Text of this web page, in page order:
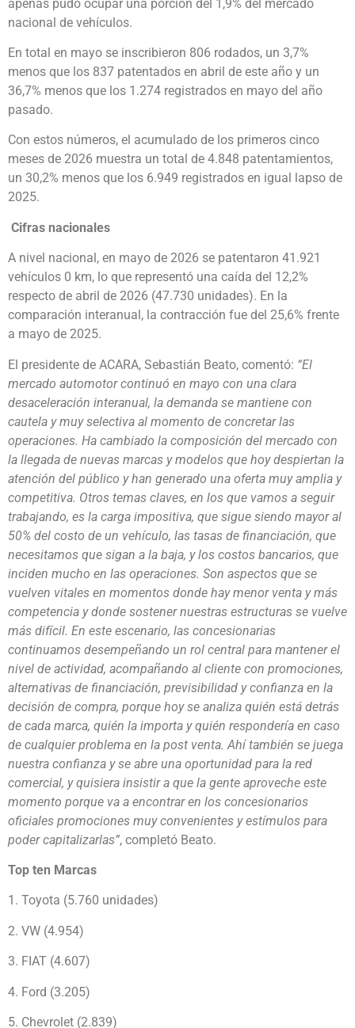
apenas pudo ocupar una porción del 1,9% del mercado
nacional de vehículos.
En total en mayo se inscribieron 806 rodados, un 3,7%
menos que los 837 patentados en abril de este año y un
36,7% menos que los 1.274 registrados en mayo del año
pasado.
Con estos números, el acumulado de los primeros cinco
meses de 2026 muestra un total de 4.848 patentamientos,
un 30,2% menos que los 6.949 registrados en igual lapso de
2025.
Cifras nacionales
A nivel nacional, en mayo de 2026 se patentaron 41.921
vehículos 0 km, lo que representó una caída del 12,2%
respecto de abril de 2026 (47.730 unidades). En la
comparación interanual, la contracción fue del 25,6% frente
a mayo de 2025.
El presidente de ACARA, Sebastián Beato, comentó: “El
mercado automotor continuó en mayo con una clara
desaceleración interanual, la demanda se mantiene con
cautela y muy selectiva al momento de concretar las
operaciones. Ha cambiado la composición del mercado con
la llegada de nuevas marcas y modelos que hoy despiertan la
atención del público y han generado una oferta muy amplia y
competitiva. Otros temas claves, en los que vamos a seguir
trabajando, es la carga impositiva, que sigue siendo mayor al
50% del costo de un vehículo, las tasas de financiación, que
necesitamos que sigan a la baja, y los costos bancarios, que
inciden mucho en las operaciones. Son aspectos que se
vuelven vitales en momentos donde hay menor venta y más
competencia y donde sostener nuestras estructuras se vuelve
más difícil. En este escenario, las concesionarias
continuamos desempeñando un rol central para mantener el
nivel de actividad, acompañando al cliente con promociones,
alternativas de financiación, previsibilidad y confianza en la
decisión de compra, porque hoy se analiza quién está detrás
de cada marca, quién la importa y quién respondería en caso
de cualquier problema en la post venta. Ahí también se juega
nuestra confianza y se abre una oportunidad para la red
comercial, y quisiera insistir a que la gente aproveche este
momento porque va a encontrar en los concesionarios
oficiales promociones muy convenientes y estímulos para
poder capitalizarlas”, completó Beato.
Top ten Marcas
1. Toyota (5.760 unidades)
2. VW (4.954)
3. FIAT (4.607)
4. Ford (3.205)
5. Chevrolet (2.839)